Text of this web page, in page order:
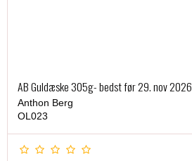
AB Guldæske 305g- bedst før 29. nov 2026
Anthon Berg
OL023